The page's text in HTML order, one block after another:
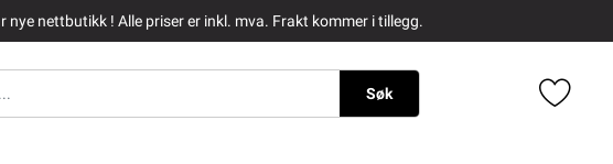
nye nettbutikk ! Alle priser er inkl. mva. Frakt kommer i tillegg.
Søk